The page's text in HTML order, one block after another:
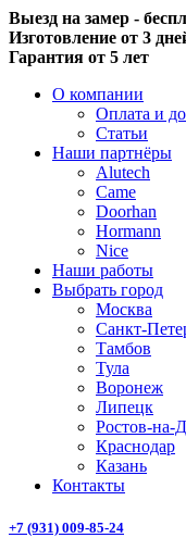
Выезд на замер -
Изготовление от 3
Гарантия от 5 лет
О компании
Оплата и
Статьи
Наши партнёры
Alutech
Came
Doorhan
Hormann
Nice
Наши работы
Выбрать город
Москва
Санкт-
Тамбов
Тула
Воронеж
Липецк
Ростов-на-
Краснодар
Казань
Контакты
+7 (931) 009-85-24